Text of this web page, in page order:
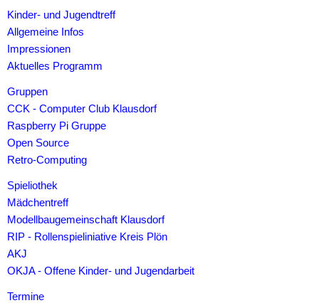
Navigation
überspringen
Kinder- und Jugendtreff
Allgemeine Infos
Impressionen
Aktuelles Programm
Gruppen
CCK - Computer Club Klausdorf
Raspberry Pi Gruppe
Open Source
Retro-Computing
Spieliothek
Mädchentreff
Modellbaugemeinschaft Klausdorf
RIP - Rollenspieliniative Kreis Plön
AKJ
OKJA - Offene Kinder- und Jugendarbeit
Termine